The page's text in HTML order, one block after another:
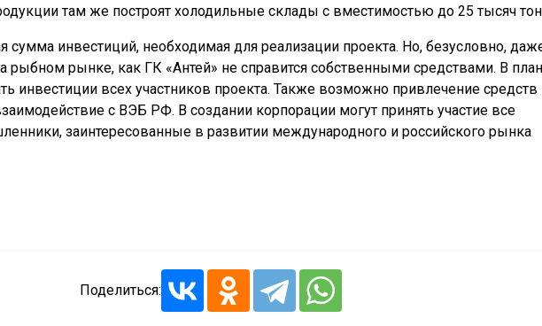
там же построят холодильные склады с вместимостью до 25 тысяч
сумма инвестиций, необходимая для реализации проекта. Но, безусловно,
рыбном рынке, как ГК «Антей» не справится собственными средствами. В
инвестиции всех участников проекта. Также возможно привлечение средств
с ВЭБ РФ. В создании корпорации могут принять участие все
заинтересованные в развитии международного и российского рынка
Поделиться: